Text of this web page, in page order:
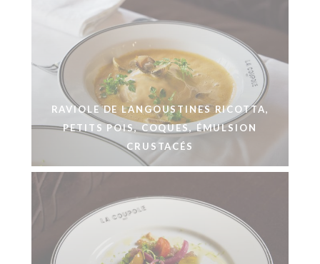
RAVIOLE DE LANGOUSTINES RICOTTA,
PETITS POIS, COQUES, ÉMULSION
CRUSTACÉS